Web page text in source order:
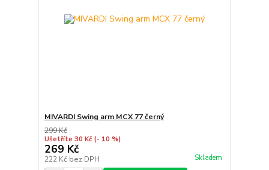
MIVARDI Swing arm MCX 77 černý
299 Kč
Ušetříte 30 Kč (- 10 %)
269 Kč
222 Kč bez DPH Skladem